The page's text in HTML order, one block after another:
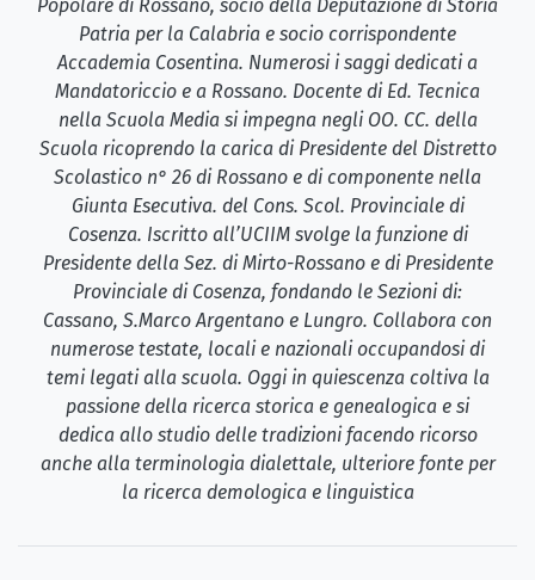
Popolare di Rossano, socio della Deputazione di Storia
Patria per la Calabria e socio corrispondente
Accademia Cosentina. Numerosi i saggi dedicati a
Mandatoriccio e a Rossano. Docente di Ed. Tecnica
nella Scuola Media si impegna negli OO. CC. della
Scuola ricoprendo la carica di Presidente del Distretto
Scolastico n° 26 di Rossano e di componente nella
Giunta Esecutiva. del Cons. Scol. Provinciale di
Cosenza. Iscritto all’UCIIM svolge la funzione di
Presidente della Sez. di Mirto-Rossano e di Presidente
Provinciale di Cosenza, fondando le Sezioni di:
Cassano, S.Marco Argentano e Lungro. Collabora con
numerose testate, locali e nazionali occupandosi di
temi legati alla scuola. Oggi in quiescenza coltiva la
passione della ricerca storica e genealogica e si
dedica allo studio delle tradizioni facendo ricorso
anche alla terminologia dialettale, ulteriore fonte per
la ricerca demologica e linguistica